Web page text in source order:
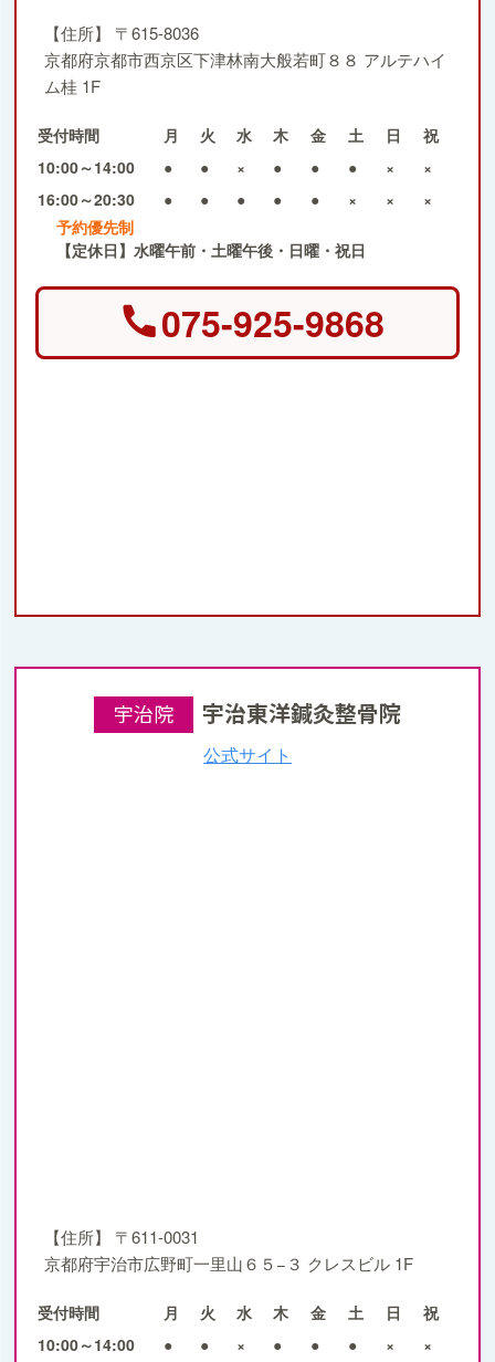
【住所】
〒615-8036
京都府京都市西京区下津林南大般若町８８ アルテハイ
ム桂 1F
受付時間 月 火 水 木 金 土 日
祝
10:00～14:00
● ● × ● ● ● ×
×
16:00～20:30
● ● ● ● ● × ×
×
予約優先制
【定休日】水曜午前・土曜午後・日曜・祝日
075-925-9868
宇治院 宇治東洋鍼灸整骨院
公式サイト
【住所】
〒611-0031
京都府宇治市広野町一里山６５−３ クレスビル 1F
受付時間 月 火 水 木 金 土 日
祝
10:00～14:00
● ● × ● ● ● ×
×